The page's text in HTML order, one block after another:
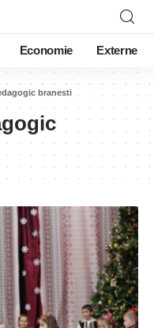
Economie Externe
branesti